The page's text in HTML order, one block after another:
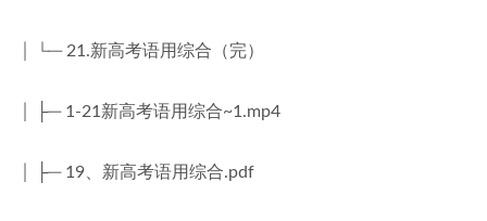
│ └─ 21.新高考语用综合（完）
│ ├─ 1-21新高考语用综合~1.mp4
│ ├─ 19、新高考语用综合.pdf